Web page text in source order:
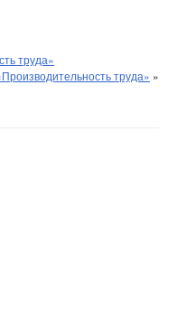
труда»
труда» »